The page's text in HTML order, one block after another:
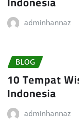
adminhannaz
BLOG
10 Tempat
Indonesia
adminhannaz